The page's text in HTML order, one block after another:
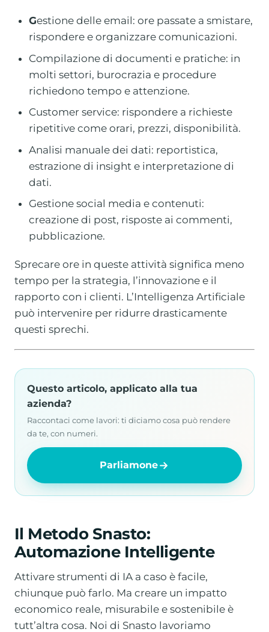
Gestione delle email: ore passate a smistare,
rispondere e organizzare comunicazioni.
Compilazione di documenti e pratiche: in
molti settori, burocrazia e procedure
richiedono tempo e attenzione.
Customer service: rispondere a richieste
ripetitive come orari, prezzi, disponibilità.
Analisi manuale dei dati: reportistica,
estrazione di insight e interpretazione di
dati.
Gestione social media e contenuti:
creazione di post, risposte ai commenti,
pubblicazione.
Sprecare ore in queste attività significa meno
tempo per la strategia, l’innovazione e il
rapporto con i clienti. L’Intelligenza Artificiale
può intervenire per ridurre drasticamente
questi sprechi.
Questo articolo, applicato alla tua
azienda?
Raccontaci come lavori: ti diciamo cosa può rendere
da te, con numeri.
Parliamone
Il Metodo Snasto:
Automazione Intelligente
Attivare strumenti di IA a caso è facile,
chiunque può farlo. Ma creare un impatto
economico reale, misurabile e sostenibile è
tutt’altra cosa. Noi di Snasto lavoriamo